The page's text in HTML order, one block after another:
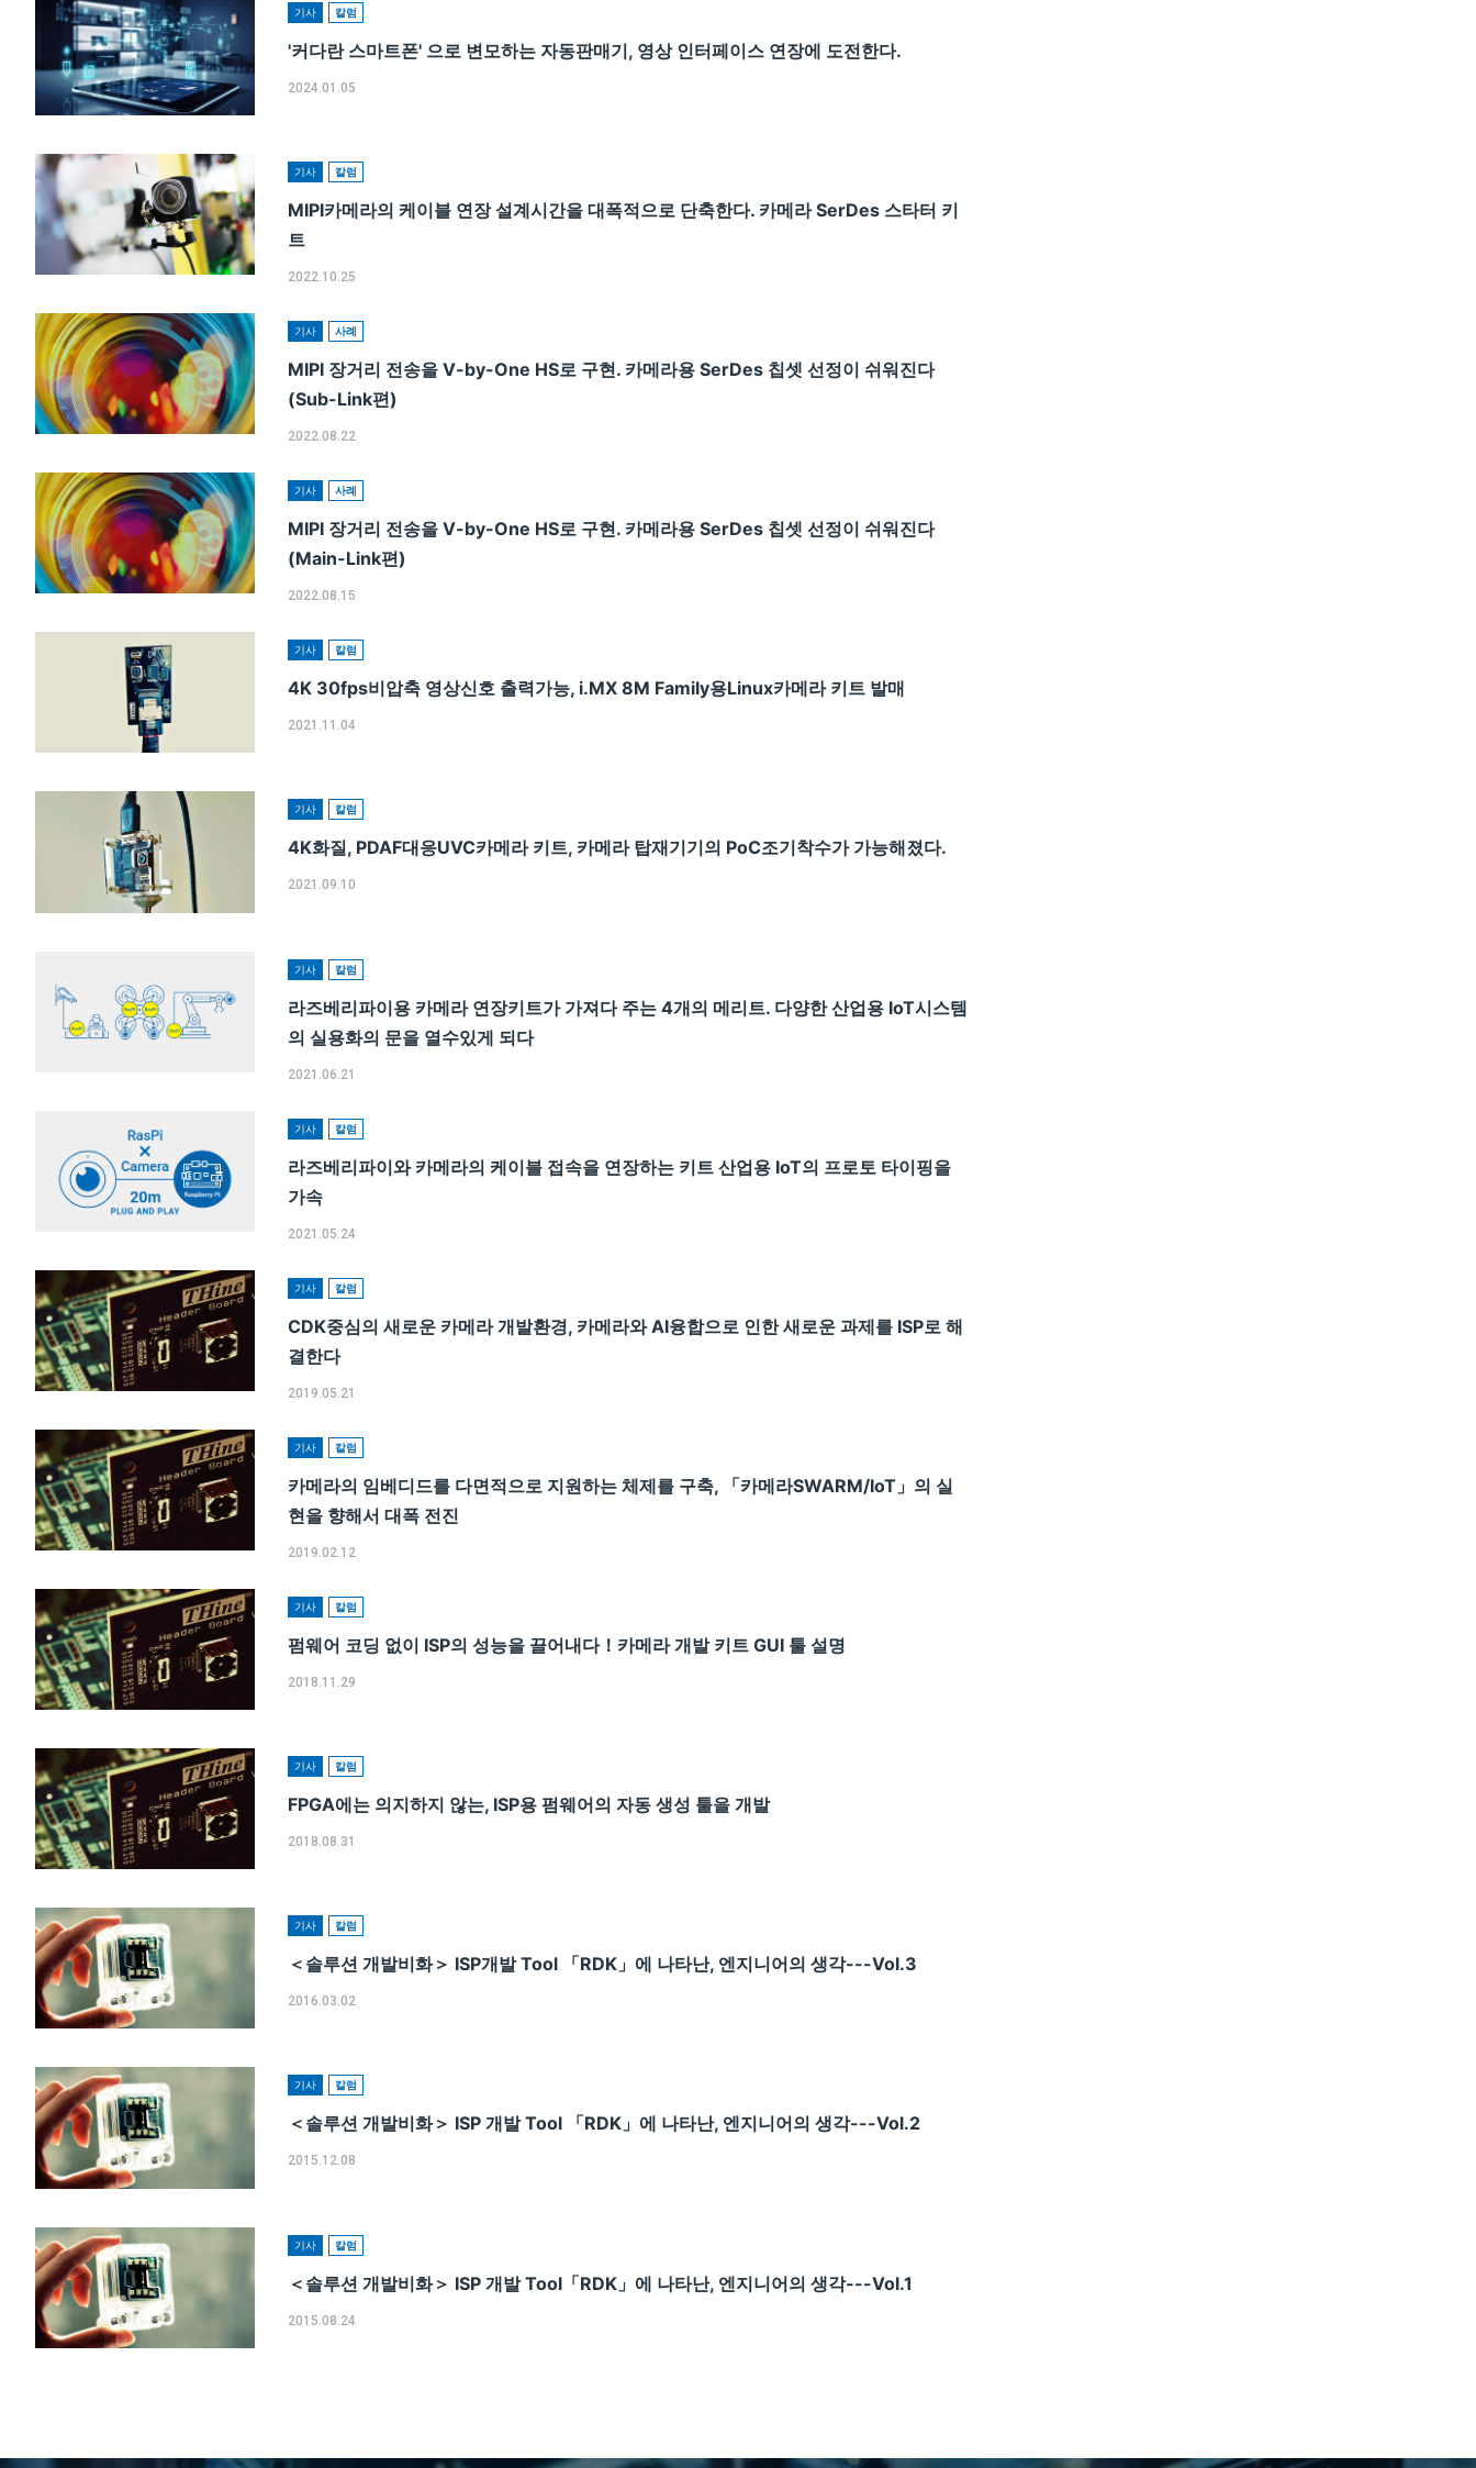
기사 칼럼
'커다란 스마트폰' 으로 변모하는 자동판매기, 영상 인터페이스 연장에 도전한다.
2024.01.05
기사 칼럼
MIPI카메라의 케이블 연장 설계시간을 대폭적으로 단축한다. 카메라 SerDes 스타터 키
트
2022.10.25
기사 사례
MIPI 장거리 전송을 V-by-One HS로 구현. 카메라용 SerDes 칩셋 선정이 쉬워진다
(Sub-Link편)
2022.08.22
기사 사례
MIPI 장거리 전송을 V-by-One HS로 구현. 카메라용 SerDes 칩셋 선정이 쉬워진다
(Main-Link편)
2022.08.15
기사 칼럼
4K 30fps비압축 영상신호 출력가능, i.MX 8M Family용Linux카메라 키트 발매
2021.11.04
기사 칼럼
4K화질, PDAF대응UVC카메라 키트, 카메라 탑재기기의 PoC조기착수가 가능해졌다.
2021.09.10
기사 칼럼
라즈베리파이용 카메라 연장키트가 가져다 주는 4개의 메리트. 다양한 산업용 IoT시스템
의 실용화의 문을 열수있게 되다
2021.06.21
기사 칼럼
라즈베리파이와 카메라의 케이블 접속을 연장하는 키트 산업용 IoT의 프로토 타이핑을
가속
2021.05.24
기사 칼럼
CDK중심의 새로운 카메라 개발환경, 카메라와 AI융합으로 인한 새로운 과제를 ISP로 해
결한다
2019.05.21
기사 칼럼
카메라의 임베디드를 다면적으로 지원하는 체제를 구축, 「카메라SWARM/IoT」의 실
현을 향해서 대폭 전진
2019.02.12
기사 칼럼
펌웨어 코딩 없이 ISP의 성능을 끌어내다！카메라 개발 키트 GUI 툴 설명
2018.11.29
기사 칼럼
FPGA에는 의지하지 않는, ISP용 펌웨어의 자동 생성 툴을 개발
2018.08.31
기사 칼럼
＜솔루션 개발비화＞ ISP개발 Tool 「RDK」에 나타난, 엔지니어의 생각---Vol.3
2016.03.02
기사 칼럼
＜솔루션 개발비화＞ ISP 개발 Tool 「RDK」에 나타난, 엔지니어의 생각---Vol.2
2015.12.08
기사 칼럼
＜솔루션 개발비화＞ ISP 개발 Tool「RDK」에 나타난, 엔지니어의 생각---Vol.1
2015.08.24